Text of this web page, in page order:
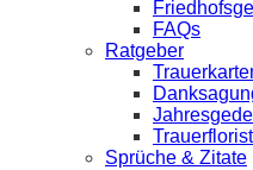
FAQs
Ratgeber
Sprüche & Zitate